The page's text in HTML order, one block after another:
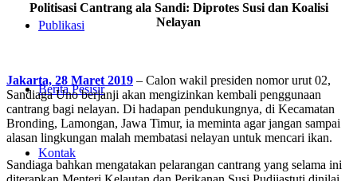
Publikasi
Berita Pesisir
Kontak
Politisasi Cantrang ala Sandi: Diprotes Susi dan Koalisi
Nelayan
Jakarta, 28 Maret 2019 – Calon wakil presiden nomor urut 02,
Sandiaga Uno berjanji akan mengizinkan kembali penggunaan
cantrang bagi nelayan. Di hadapan pendukungnya, di Kecamatan
Bronding, Lamongan, Jawa Timur, ia meminta agar jangan sampai
alasan lingkungan malah membatasi nelayan untuk mencari ikan.
Sandiaga bahkan mengatakan pelarangan cantrang yang selama ini